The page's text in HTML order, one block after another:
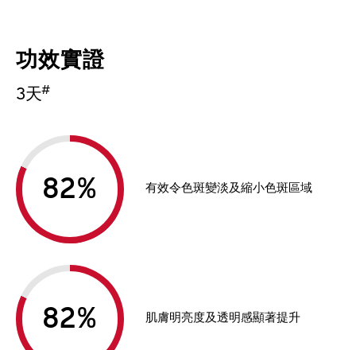
功效實證
3天#
% 有效令色斑變淡及縮小色斑區域
% 肌膚明亮度及透明感顯著提升